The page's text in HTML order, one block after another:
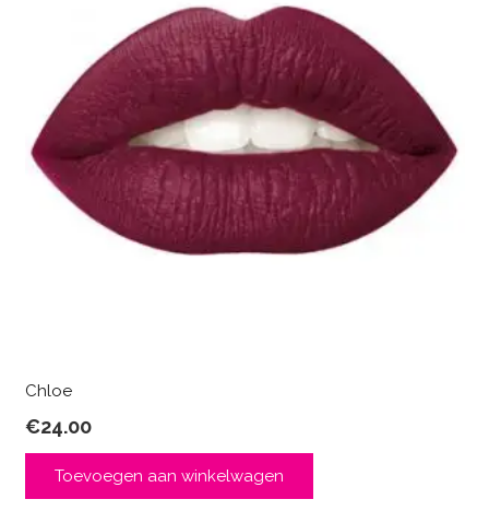
Chloe
€24.00
Toevoegen aan winkelwagen